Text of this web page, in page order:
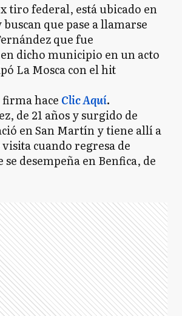
tiro federal, está ubicado en
que pase a llamarse
que fue
dicho municipio en un acto
La Mosca con el hit
hace Clic Aquí.
de 21 años y surgido de
en San Martín y tiene allí a
cuando regresa de
desempeña en Benfica, de